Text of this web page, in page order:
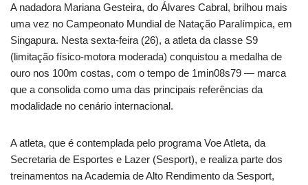
A nadadora Mariana Gesteira, do Álvares Cabral, brilhou mais
uma vez no Campeonato Mundial de Natação Paralímpica, em
Singapura. Nesta sexta-feira (26), a atleta da classe S9
(limitação físico-motora moderada) conquistou a medalha de
ouro nos 100m costas, com o tempo de 1min08s79 — marca
que a consolida como uma das principais referências da
modalidade no cenário internacional.
A atleta, que é contemplada pelo programa Voe Atleta, da
Secretaria de Esportes e Lazer (Sesport), e realiza parte dos
treinamentos na Academia de Alto Rendimento da Sesport,